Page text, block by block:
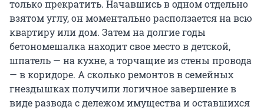
только прекратить. Начавшись в одном отдельно
взятом углу, он моментально расползается на всю
квартиру или дом. Затем на долгие годы
бетономешалка находит свое место в детской,
шпатель — на кухне, а торчащие из стены провода
— в коридоре. А сколько ремонтов в семейных
гнездышках получили логичное завершение в
виде развода с дележом имущества и оставшихся